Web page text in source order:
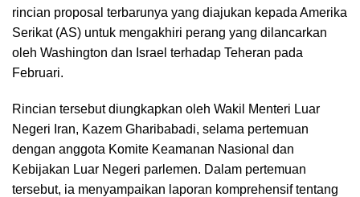
rincian proposal terbarunya yang diajukan kepada Amerika
Serikat (AS) untuk mengakhiri perang yang dilancarkan
oleh Washington dan Israel terhadap Teheran pada
Februari.
Rincian tersebut diungkapkan oleh Wakil Menteri Luar
Negeri Iran, Kazem Gharibabadi, selama pertemuan
dengan anggota Komite Keamanan Nasional dan
Kebijakan Luar Negeri parlemen. Dalam pertemuan
tersebut, ia menyampaikan laporan komprehensif tentang